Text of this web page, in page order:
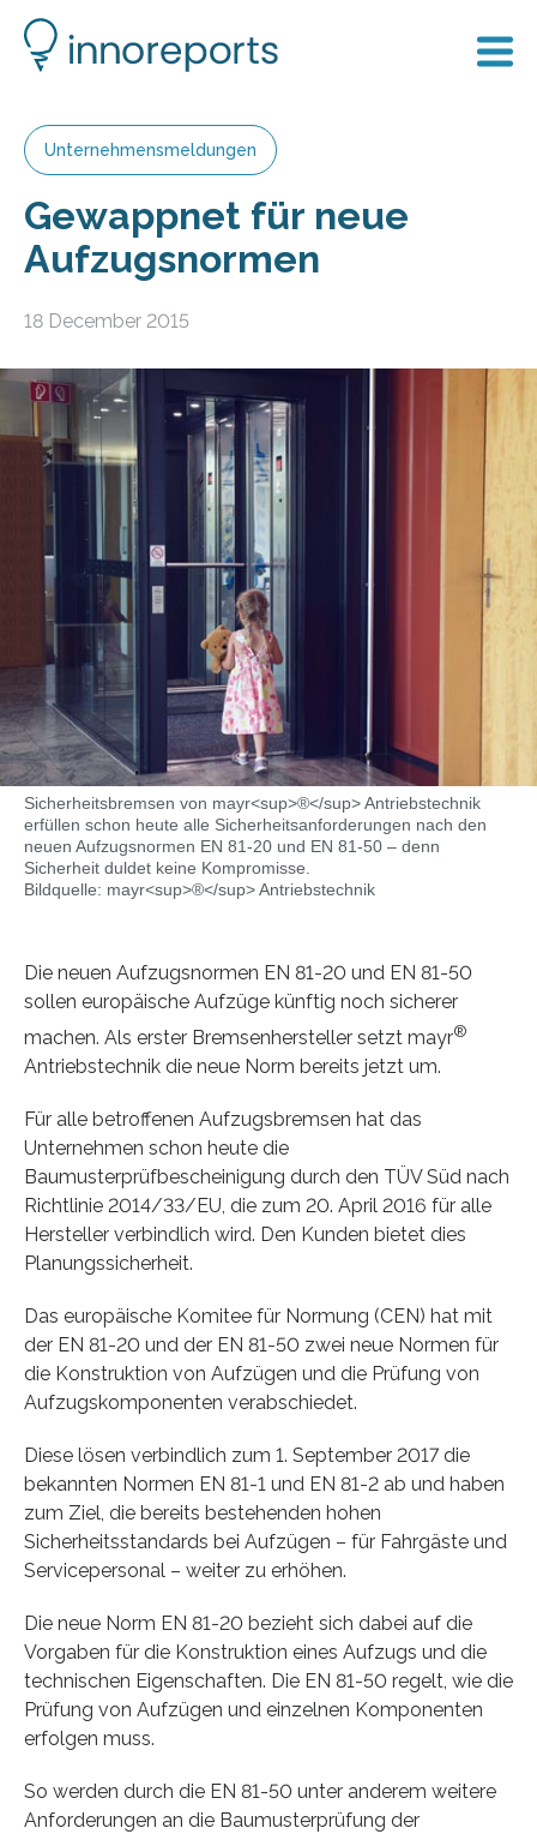
Unternehmensmeldungen
Gewappnet für neue
Aufzugsnormen
18 December 2015
Sicherheitsbremsen von mayr<sup>®</sup> Antriebstechnik
erfüllen schon heute alle Sicherheitsanforderungen nach den
neuen Aufzugsnormen EN 81-20 und EN 81-50 – denn
Sicherheit duldet keine Kompromisse.
Bildquelle: mayr<sup>®</sup> Antriebstechnik
Die neuen Aufzugsnormen EN 81-20 und EN 81-50
sollen europäische Aufzüge künftig noch sicherer
machen. Als erster Bremsenhersteller setzt mayr®
Antriebstechnik die neue Norm bereits jetzt um.
Für alle betroffenen Aufzugsbremsen hat das
Unternehmen schon heute die
Baumusterprüfbescheinigung durch den TÜV Süd nach
Richtlinie 2014/33/EU, die zum 20. April 2016 für alle
Hersteller verbindlich wird. Den Kunden bietet dies
Planungssicherheit.
Das europäische Komitee für Normung (CEN) hat mit
der EN 81-20 und der EN 81-50 zwei neue Normen für
die Konstruktion von Aufzügen und die Prüfung von
Aufzugskomponenten verabschiedet.
Diese lösen verbindlich zum 1. September 2017 die
bekannten Normen EN 81-1 und EN 81-2 ab und haben
zum Ziel, die bereits bestehenden hohen
Sicherheitsstandards bei Aufzügen – für Fahrgäste und
Servicepersonal – weiter zu erhöhen.
Die neue Norm EN 81-20 bezieht sich dabei auf die
Vorgaben für die Konstruktion eines Aufzugs und die
technischen Eigenschaften. Die EN 81-50 regelt, wie die
Prüfung von Aufzügen und einzelnen Komponenten
erfolgen muss.
So werden durch die EN 81-50 unter anderem weitere
Anforderungen an die Baumusterprüfung der